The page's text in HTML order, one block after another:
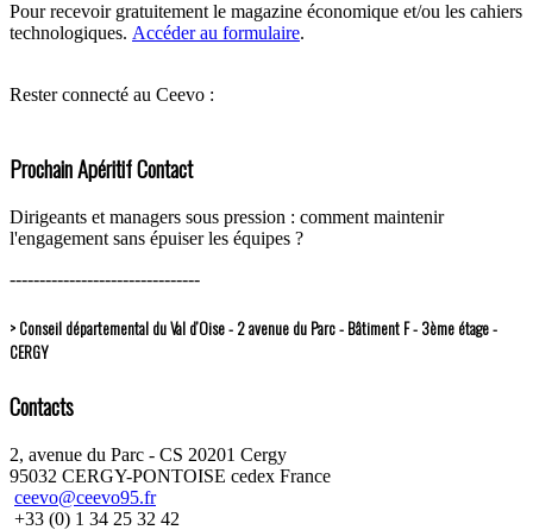
Pour recevoir gratuitement le magazine économique et/ou les cahiers
technologiques. Accéder au formulaire.
Rester connecté au Ceevo :
Prochain Apéritif Contact
Dirigeants et managers sous pression : comment maintenir
l'engagement sans épuiser les équipes ?
--------------------------------
> Conseil départemental du Val d’Oise - 2 avenue du Parc - Bâtiment F - 3ème étage -
CERGY
Contacts
2, avenue du Parc - CS 20201 Cergy
95032 CERGY-PONTOISE cedex France
ceevo@ceevo95.fr
+33 (0) 1 34 25 32 42